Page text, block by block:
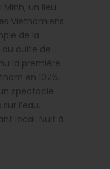
Minh, un lieu
Vietnamiens
de la
culte de
la première
en 1076.
spectacle
l’eau.
local. Nuit à